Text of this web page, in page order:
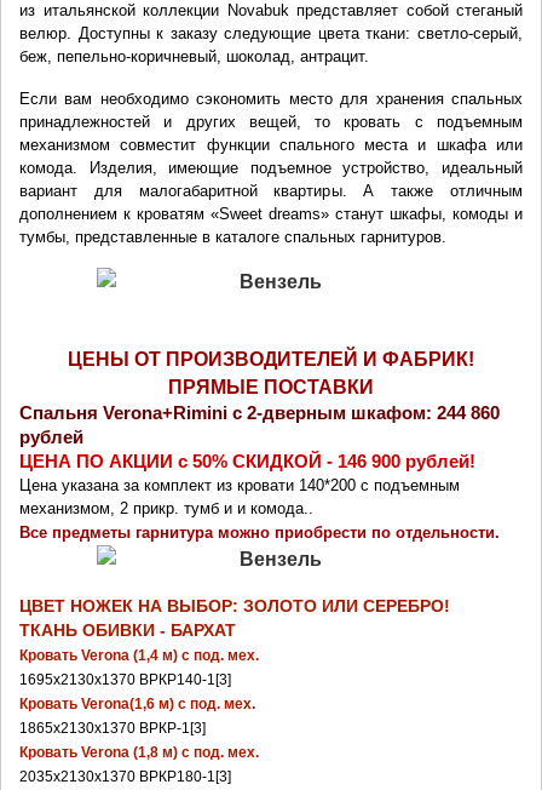
из итальянской коллекции Novabuk представляет собой стеганый
велюр. Доступны к заказу следующие цвета ткани: светло-серый,
беж, пепельно-коричневый, шоколад, антрацит.
Если вам необходимо сэкономить место для хранения спальных
принадлежностей и других вещей, то кровать с подъемным
механизмом совместит функции спального места и шкафа или
комода. Изделия, имеющие подъемное устройство, идеальный
вариант для малогабаритной квартиры. А также отличным
дополнением к кроватям «Sweet dreams» станут шкафы, комоды и
тумбы, представленные в каталоге спальных гарнитуров.
ЦЕНЫ ОТ ПРОИЗВОДИТЕЛЕЙ И ФАБРИК!
ПРЯМЫЕ ПОСТАВКИ
Спальня Verona+Rimini с 2-дверным шкафом: 244 860
рублей
ЦЕНА ПО АКЦИИ с 50% СКИДКОЙ - 146 900 рублей!
Цена указана за комплект из кровати 140*200 с подъемным
механизмом, 2 прикр. тумб и и комода..
Все предметы гарнитура можно приобрести по отдельности.
ЦВЕТ НОЖЕК НА ВЫБОР: ЗОЛОТО ИЛИ СЕРЕБРО!
ТКАНЬ ОБИВКИ - БАРХАТ
Кровать Verona (1,4 м) с под. мех.
1695x2130x1370 ВРКР140-1[3]
Кровать Verona(1,6 м) с под. мех.
1865x2130x1370 ВРКР-1[3]
Кровать Verona (1,8 м) с под. мех.
2035x2130x1370 ВРКР180-1[3]